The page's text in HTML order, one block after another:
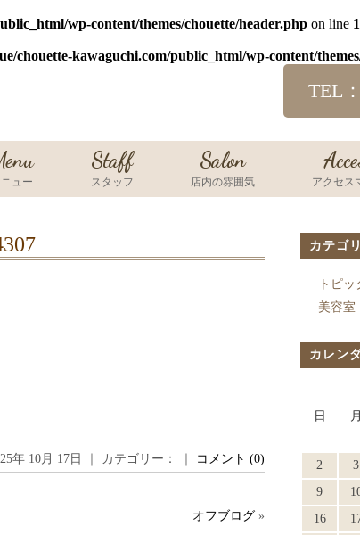
wp-content/themes/chouette/header.php on line
chouette-kawaguchi.com/public_html/wp-content/
TEL
ニュー
Staff
スタッフ
Salon
店内の雰囲気 アクセス
年 10月 17日 ｜ カテゴリー： ｜ コメント (0)
オフブログ »
カテゴ
トピッ
美容室
カレン
日
月
2
3
9
16